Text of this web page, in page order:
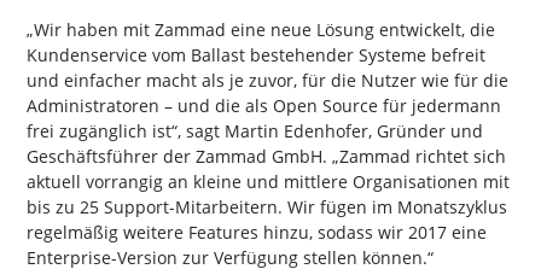
„Wir haben mit Zammad eine neue Lösung entwickelt, die
Kundenservice vom Ballast bestehender Systeme befreit
und einfacher macht als je zuvor, für die Nutzer wie für die
Administratoren – und die als Open Source für jedermann
frei zugänglich ist“, sagt Martin Edenhofer, Gründer und
Geschäftsführer der Zammad GmbH. „Zammad richtet sich
aktuell vorrangig an kleine und mittlere Organisationen mit
bis zu 25 Support-Mitarbeitern. Wir fügen im Monatszyklus
regelmäßig weitere Features hinzu, sodass wir 2017 eine
Enterprise-Version zur Verfügung stellen können.“